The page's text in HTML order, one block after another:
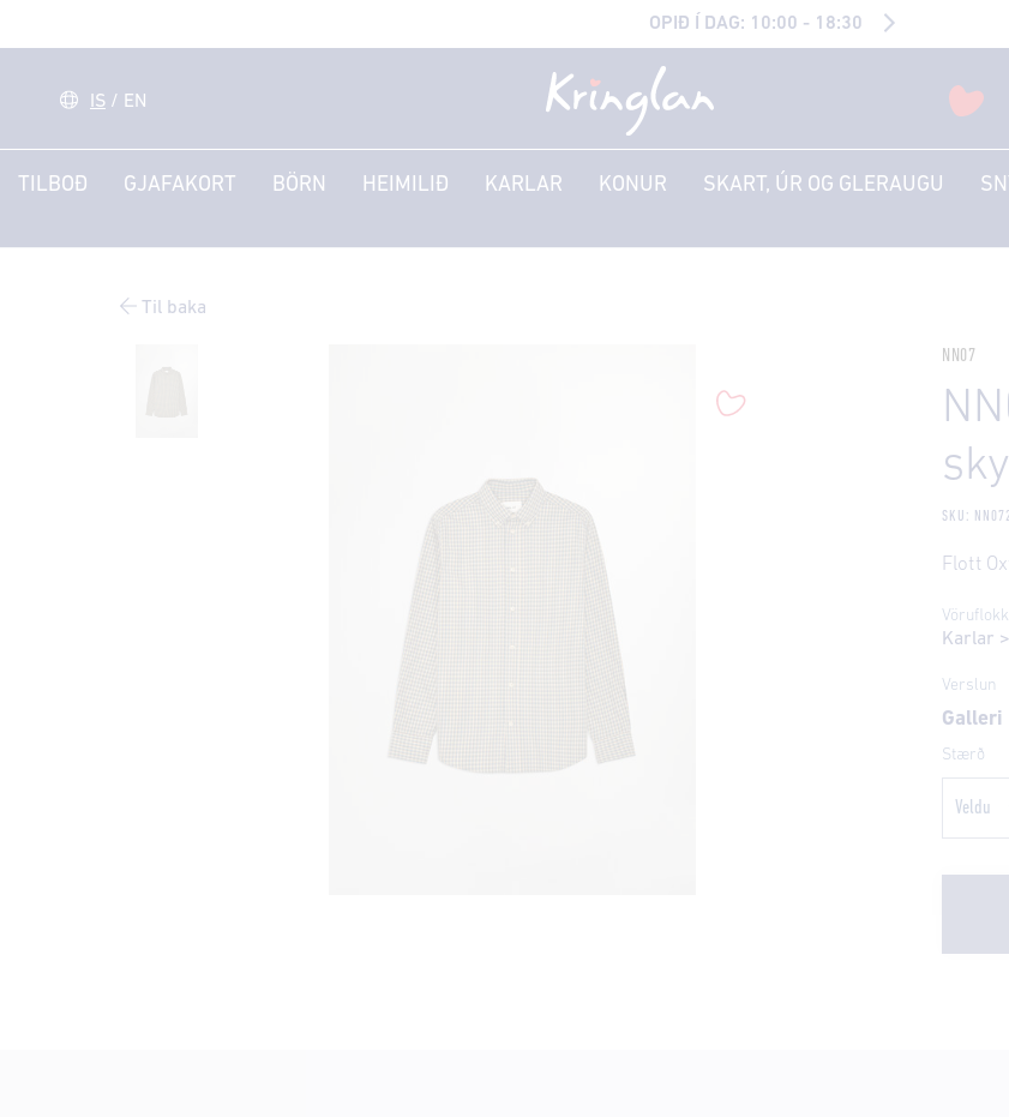
OPIÐ Í DAG: 10:00 - 18:30
IS / EN
TILBOÐ GJAFAKORT BÖRN HEIMILIÐ KARLAR KONUR SKART, ÚR OG GLERAUGU
Til baka
NN07
SKU:
Flott
Karlar >
Verslun
Galleri
Stærð